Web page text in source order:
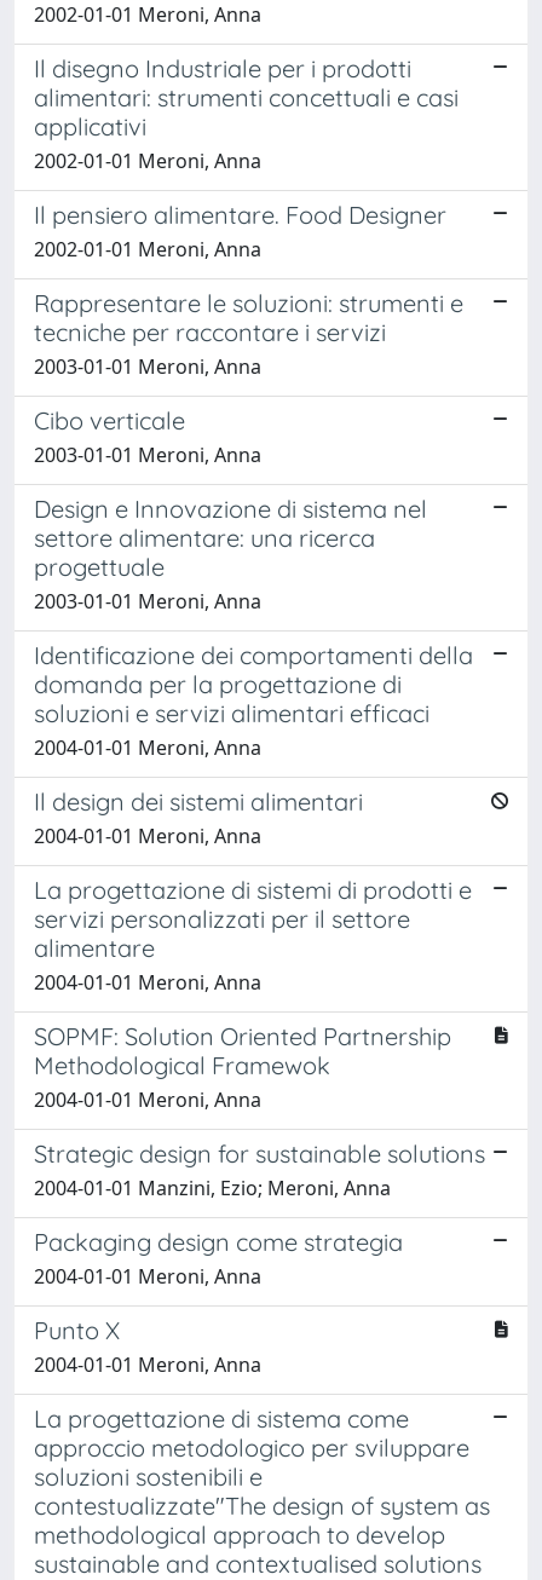
2002-01-01 Meroni, Anna
Il disegno Industriale per i prodotti
alimentari: strumenti concettuali e casi
applicativi
2002-01-01 Meroni, Anna
Il pensiero alimentare. Food Designer
2002-01-01 Meroni, Anna
Rappresentare le soluzioni: strumenti e
tecniche per raccontare i servizi
2003-01-01 Meroni, Anna
Cibo verticale
2003-01-01 Meroni, Anna
Design e Innovazione di sistema nel
settore alimentare: una ricerca
progettuale
2003-01-01 Meroni, Anna
Identificazione dei comportamenti della
domanda per la progettazione di
soluzioni e servizi alimentari efficaci
2004-01-01 Meroni, Anna
Il design dei sistemi alimentari
2004-01-01 Meroni, Anna
La progettazione di sistemi di prodotti e
servizi personalizzati per il settore
alimentare
2004-01-01 Meroni, Anna
SOPMF: Solution Oriented Partnership
Methodological Framewok
2004-01-01 Meroni, Anna
Strategic design for sustainable solutions
2004-01-01 Manzini, Ezio; Meroni, Anna
Packaging design come strategia
2004-01-01 Meroni, Anna
Punto X
2004-01-01 Meroni, Anna
La progettazione di sistema come
approccio metodologico per sviluppare
soluzioni sostenibili e
contestualizzate"The design of system as
methodological approach to develop
sustainable and contextualised solutions